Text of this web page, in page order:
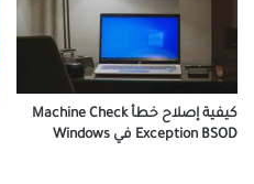
كيفية إصلاح خطأ Machine Check
Exception BSOD في Windows